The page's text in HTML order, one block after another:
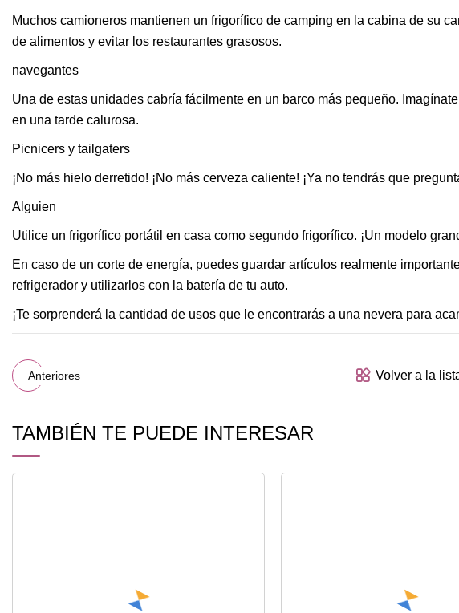
Muchos camioneros mantienen un frigorífico de camping en la cabina de su
de alimentos y evitar los restaurantes grasosos.
navegantes
Una de estas unidades cabría fácilmente en un barco más pequeño.
en una tarde calurosa.
Picnicers y tailgaters
¡No más hielo derretido! ¡No más cerveza caliente! ¡Ya no tendrás que
Alguien
Utilice un frigorífico portátil en casa como segundo frigorífico. ¡Un modelo
En caso de un corte de energía, puedes guardar artículos realmente
refrigerador y utilizarlos con la batería de tu auto.
¡Te sorprenderá la cantidad de usos que le encontrarás a una nevera para
Anteriores Volver a la
TAMBIÉN TE PUEDE INTERESAR